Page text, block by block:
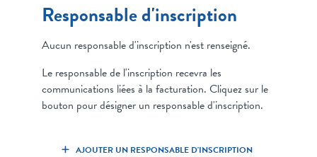
Responsable d'inscription
Aucun responsable d'inscription n'est renseigné.
Le responsable de l'inscription recevra les
communications liées à la facturation. Cliquez sur le
bouton pour désigner un responsable d'inscription.
AJOUTER UN RESPONSABLE D'INSCRIPTION